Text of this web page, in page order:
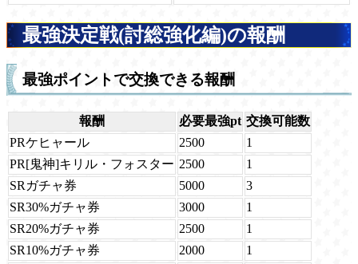
最強決定戦(討総強化編)の報酬
最強ポイントで交換できる報酬
報酬 必要最強pt 交換可能数
PRケヒャール
2500
1
PR[鬼神]キリル・フォスター 2500
1
SRガチャ券
5000
3
SR30%ガチャ券
3000
1
SR20%ガチャ券
2500
1
SR10%ガチャ券
2000 1